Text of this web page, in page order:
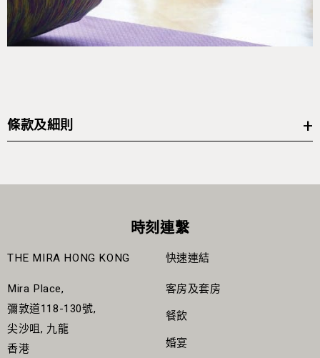
條款及細則
所有私人健體課程必須預先購票，及向MiraSpa直接預約所
所有私人健體課程將不設退款。
時內取消或缺席，客人需繳付課程全數費用，而不能將金額
請勿穿著鞋履進入瑜伽課室。
瑜伽課室內請勿使用手提電話。
瑜伽課室內請勿飲食。
時刻連繫
THE MIRA HONG KONG
Mira Place,
彌敦道118-130號,
尖沙咀, 九龍
香港
快速連結
客房及套房
餐飲
婚宴